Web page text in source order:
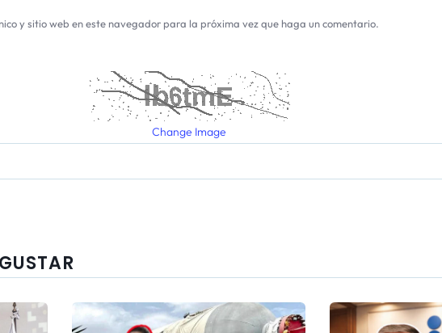
y sitio web en este navegador para la próxima vez que haga un comentario.
Change Image